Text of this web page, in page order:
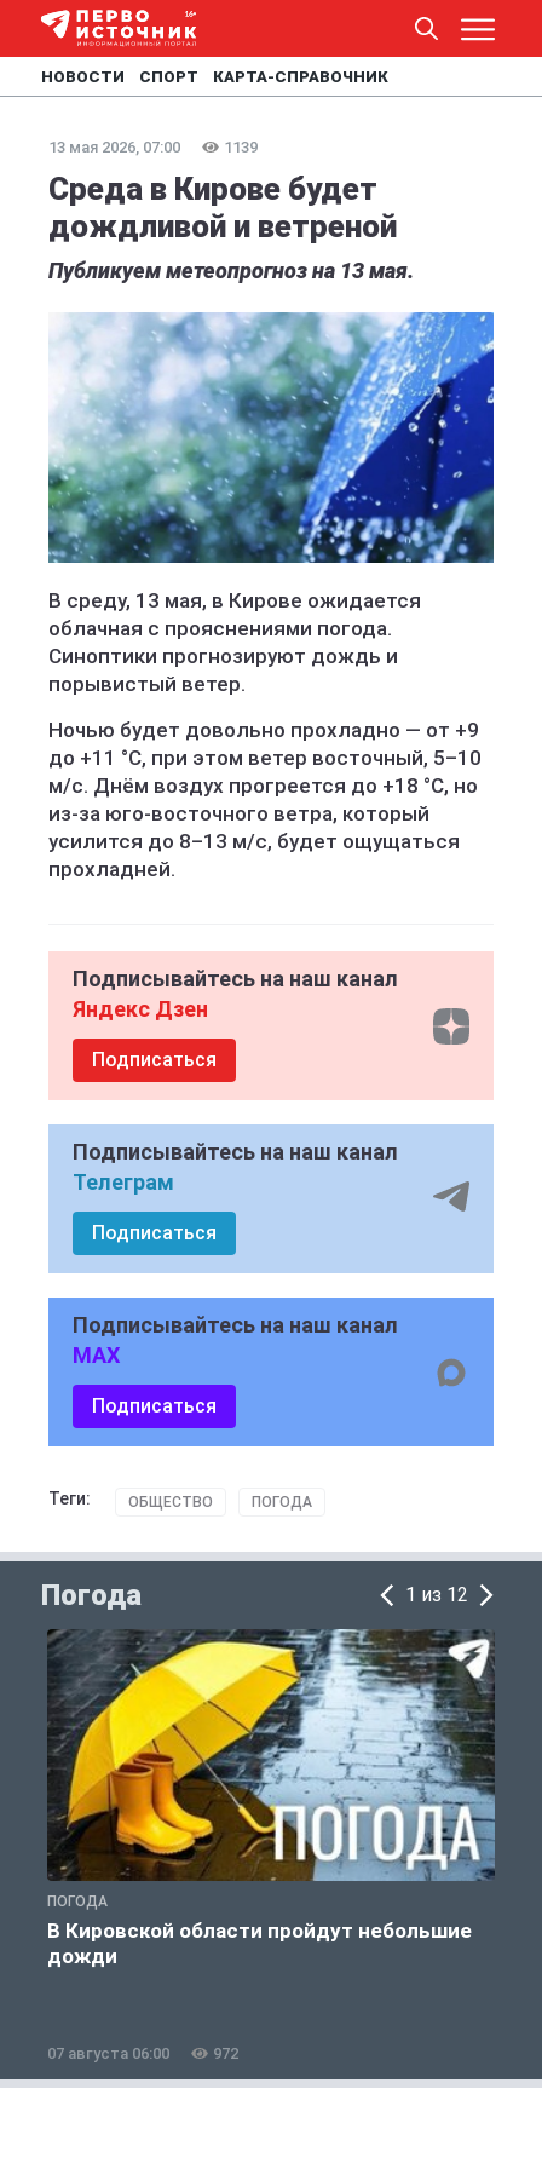
НОВОСТИ СПОРТ КАРТА-СПРАВОЧНИК
13 мая 2026, 07:00 1139
Среда в Кирове будет
дождливой и ветреной
Публикуем метеопрогноз на 13 мая.
В среду, 13 мая, в Кирове ожидается
облачная с прояснениями погода.
Синоптики прогнозируют дождь и
порывистый ветер.
Ночью будет довольно прохладно — от +9
до +11 °C, при этом ветер восточный, 5–10
м/с. Днём воздух прогреется до +18 °C, но
из-за юго-восточного ветра, который
усилится до 8–13 м/с, будет ощущаться
прохладней.
Подписывайтесь на наш канал
Яндекс Дзен
Подписаться
Подписывайтесь на наш канал
Телеграм
Подписаться
Подписывайтесь на наш канал
MAX
Подписаться
Теги: ОБЩЕСТВО ПОГОДА
Погода 1 из 12
ПОГОДА
В Кировской области пройдут небольшие
дожди
07 августа 06:00 972